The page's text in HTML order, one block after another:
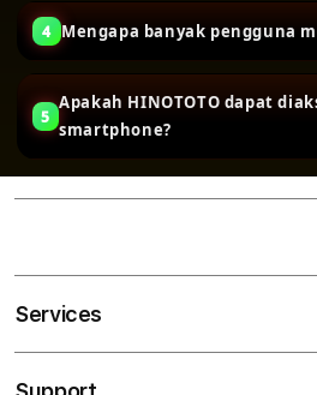
4 Mengapa banyak pengguna
5
Apakah HINOTOTO dapat
smartphone?
Mac
Services